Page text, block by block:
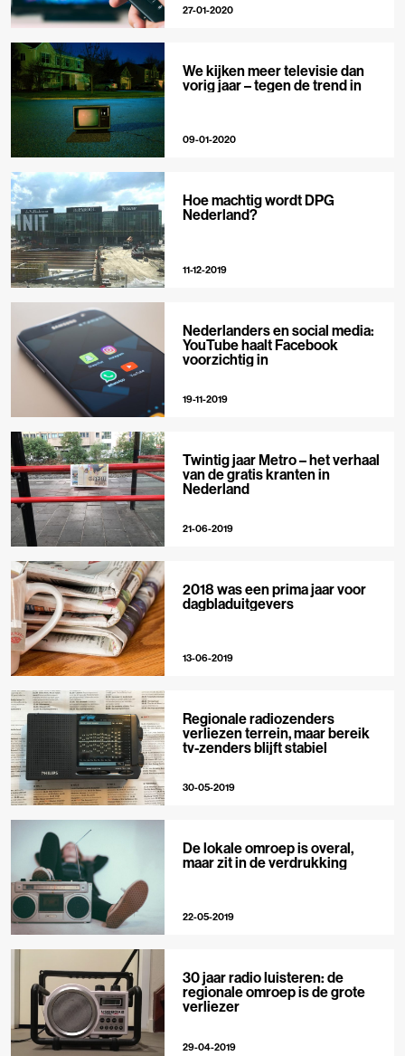
27-01-2020
We kijken meer televisie dan
vorig jaar – tegen de trend in
09-01-2020
Hoe machtig wordt DPG
Nederland?
11-12-2019
Nederlanders en social media:
YouTube haalt Facebook
voorzichtig in
19-11-2019
Twintig jaar Metro – het verhaal
van de gratis kranten in
Nederland
21-06-2019
2018 was een prima jaar voor
dagbladuitgevers
13-06-2019
Regionale radiozenders
verliezen terrein, maar bereik
tv-zenders blijft stabiel
30-05-2019
De lokale omroep is overal,
maar zit in de verdrukking
22-05-2019
30 jaar radio luisteren: de
regionale omroep is de grote
verliezer
29-04-2019